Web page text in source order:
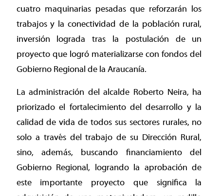
cuatro maquinarias pesadas que reforzarán los
trabajos y la conectividad de la población rural,
inversión lograda tras la postulación de un
proyecto que logró materializarse con fondos del
Gobierno Regional de la Araucanía.
La administración del alcalde Roberto Neira, ha
priorizado el fortalecimiento del desarrollo y la
calidad de vida de todos sus sectores rurales, no
solo a través del trabajo de su Dirección Rural,
sino, además, buscando financiamiento del
Gobierno Regional, logrando la aprobación de
este importante proyecto que significa la